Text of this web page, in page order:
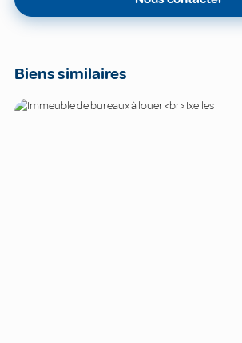
Biens similaires